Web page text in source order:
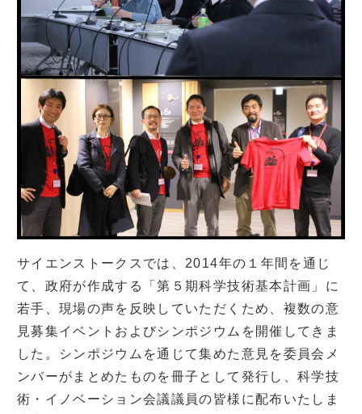
サイエンストークスでは、2014年の１年間を通じ
て、政府が作成する「第５期科学技術基本計画」に
若手、現場の声を反映していただくため、複数の意
見募集イベントおよびシンポジウムを開催してきま
した。シンポジウムを通じて集めた意見を委員会メ
ンバーがまとめたものを冊子として発行し、科学技
術・イノベーション会議議員の皆様に配布いたしま